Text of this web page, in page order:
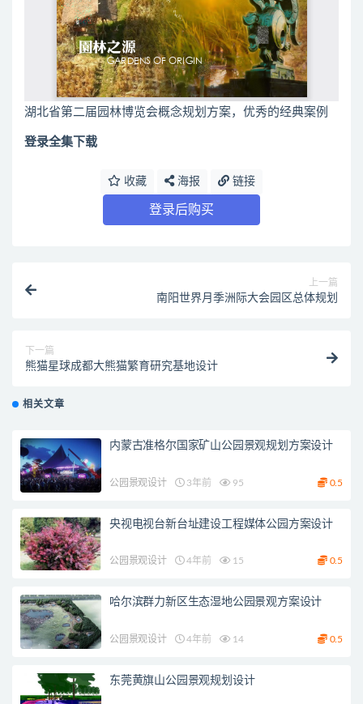
湖北省第二届园林博览会概念规划方案，优秀的经典案例
登录全集下载
收藏 海报 链接
登录后购买
上一篇
南阳世界月季洲际大会园区总体规划
下一篇
熊猫星球成都大熊猫繁育研究基地设计
相关文章
内蒙古准格尔国家矿山公园景观规划方案设计
公园景观设计 3年前 95 0.5
央视电视台新台址建设工程媒体公园方案设计
公园景观设计 4年前 15 0.5
哈尔滨群力新区生态湿地公园景观方案设计
公园景观设计 4年前 14 0.5
东莞黄旗山公园景观规划设计